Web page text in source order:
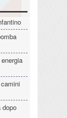
dopo